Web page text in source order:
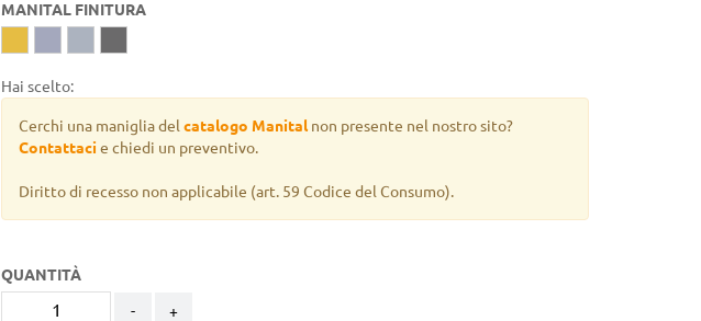
MANITAL FINITURA
Hai scelto:
Cerchi una maniglia del catalogo Manitalnon presente nel nostro sito?
Contattacie chiedi un preventivo.
Diritto di recesso non applicabile (art. 59 Codice del Consumo).
QUANTITÀ
- +